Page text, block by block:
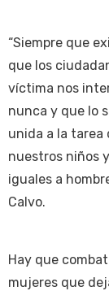
“Siempre que
que los
víctima nos
nunca y que lo
unida a la tarea
nuestros niños
iguales a
Calvo.
Hay que
mujeres que